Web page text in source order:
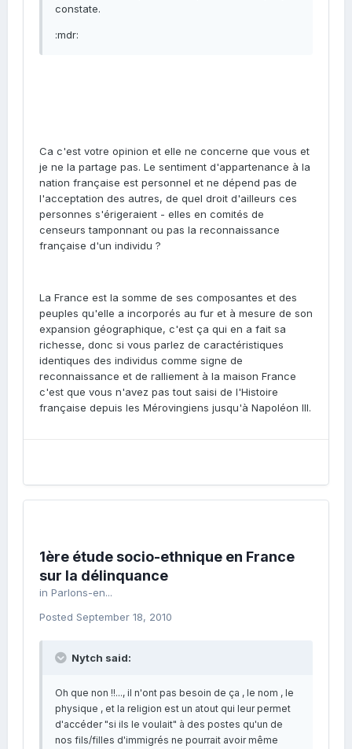
constate.
:mdr:
Ca c'est votre opinion et elle ne concerne que vous et
je ne la partage pas. Le sentiment d'appartenance à la
nation française est personnel et ne dépend pas de
l'acceptation des autres, de quel droit d'ailleurs ces
personnes s'érigeraient - elles en comités de
censeurs tamponnant ou pas la reconnaissance
française d'un individu ?
La France est la somme de ses composantes et des
peuples qu'elle a incorporés au fur et à mesure de son
expansion géographique, c'est ça qui en a fait sa
richesse, donc si vous parlez de caractéristiques
identiques des individus comme signe de
reconnaissance et de ralliement à la maison France
c'est que vous n'avez pas tout saisi de l'Histoire
française depuis les Mérovingiens jusqu'à Napoléon III.
1ère étude socio-ethnique en France
sur la délinquance
in Parlons-en...
Posted September 18, 2010
Nytch said:
Oh que non !!..., il n'ont pas besoin de ça , le nom , le
physique , et la religion est un atout qui leur permet
d'accéder "si ils le voulait" à des postes qu'un de
nos fils/filles d'immigrés ne pourrait avoir même